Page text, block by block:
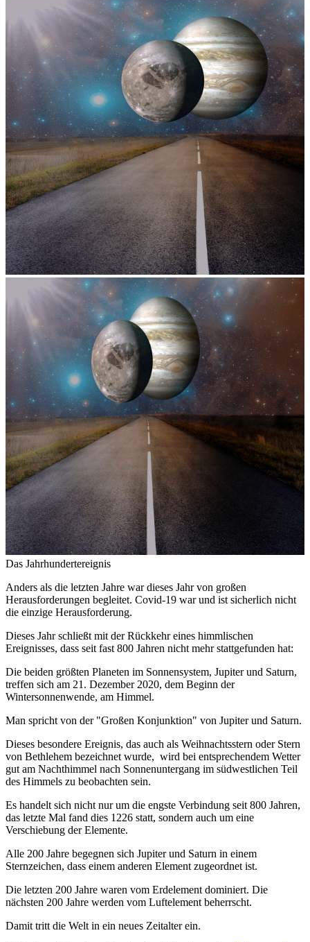
Das Jahrhundertereignis
Anders als die letzten Jahre war dieses Jahr von großen
Herausforderungen begleitet. Covid-19 war und ist sicherlich nicht
die einzige Herausforderung.
Dieses Jahr schließt mit der Rückkehr eines himmlischen
Ereignisses, dass seit fast 800 Jahren nicht mehr stattgefunden hat:
Die beiden größten Planeten im Sonnensystem, Jupiter und Saturn,
treffen sich am 21. Dezember 2020, dem Beginn der
Wintersonnenwende, am Himmel.
Man spricht von der "Großen Konjunktion" von Jupiter und Saturn.
Dieses besondere Ereignis, das auch als Weihnachtsstern oder Stern
von Bethlehem bezeichnet wurde, wird bei entsprechendem Wetter
gut am Nachthimmel nach Sonnenuntergang im südwestlichen Teil
des Himmels zu beobachten sein.
Es handelt sich nicht nur um die engste Verbindung seit 800 Jahren,
das letzte Mal fand dies 1226 statt, sondern auch um eine
Verschiebung der Elemente.
Alle 200 Jahre begegnen sich Jupiter und Saturn in einem
Sternzeichen, dass einem anderen Element zugeordnet ist.
Die letzten 200 Jahre waren vom Erdelement dominiert. Die
nächsten 200 Jahre werden vom Luftelement beherrscht.
Damit tritt die Welt in ein neues Zeitalter ein.